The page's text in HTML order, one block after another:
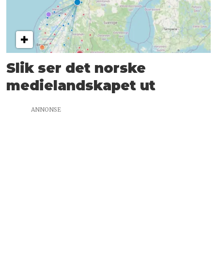
Slik ser det norske
medielandskapet ut
ANNONSE